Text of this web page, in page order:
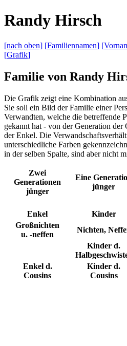
Randy Hirsch
[nach oben] [Familiennamen] [
[Grafik]
Familie von Randy
Die Grafik zeigt eine Kombination
Sie soll ein Bild der Familie einer
Verwandten, welche die betreffende
gekannt hat - von der Generation der
der Enkel. Die
unterschiedliche Farben
in der selben Spalte, sind aber nicht
Zwei
Generationen
jünger
Eine
jünger
Enkel
Kinder
Großnichten
u. -neffen
Nichten,
Kinder d.
Enkel d.
Cousins
Kinder d.
Cousins